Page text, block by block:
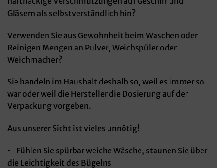
Gläsern als selbstverständlich hin?
Verwenden Sie aus Gewohnheit beim Waschen oder
Reinigen Mengen an Pulver, Weichspüler oder
Weichmacher?
Sie handeln im Haushalt deshalb so, weil es immer so
war oder weil die Hersteller die Dosierung auf der
Verpackung vorgeben.
Aus unserer Sicht ist vieles unnötig!
• Fühlen Sie spürbar weiche Wäsche, staunen Sie über
die Leichtigkeit des Bügelns